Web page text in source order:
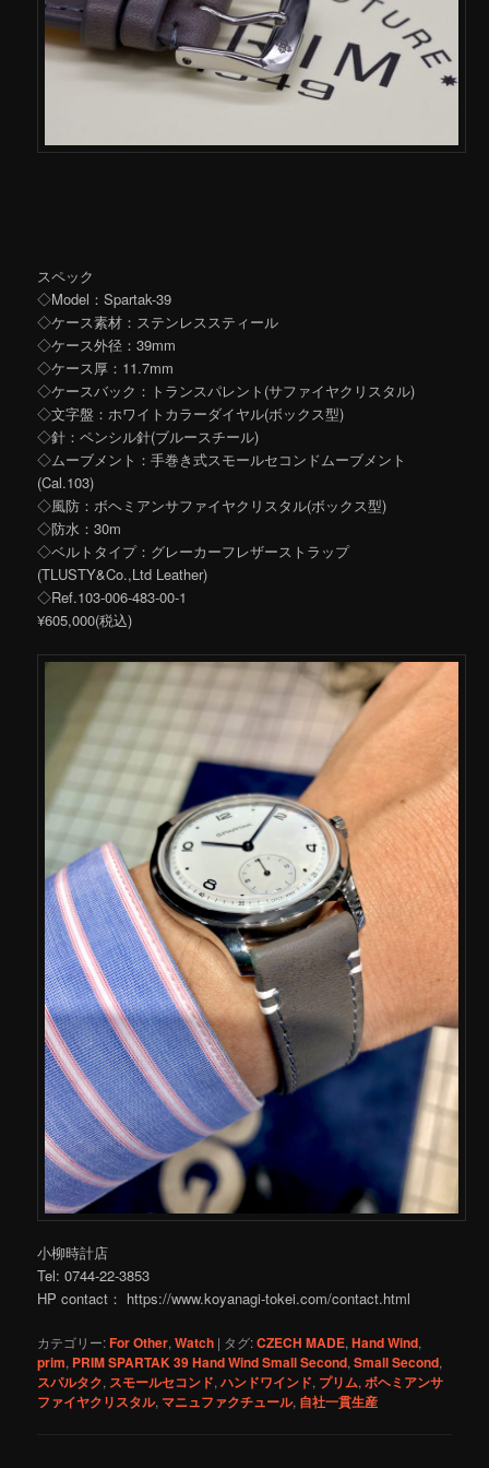
スペック
◇Model：Spartak-39
◇ケース素材：ステンレススティール
◇ケース外径：39mm
◇ケース厚：11.7mm
◇ケースバック：トランスパレント(サファイヤクリスタル)
◇文字盤：ホワイトカラーダイヤル(ボックス型)
◇針：ペンシル針(ブルースチール)
◇ムーブメント：手巻き式スモールセコンドムーブメント
(Cal.103)
◇風防：ボヘミアンサファイヤクリスタル(ボックス型)
◇防水：30m
◇ベルトタイプ：グレーカーフレザーストラップ
(TLUSTY&Co.,Ltd Leather)
◇Ref.103-006-483-00-1
¥605,000(税込)
小柳時計店
Tel: 0744-22-3853
HP contact： https://www.koyanagi-tokei.com/contact.html
カテゴリー:For Other,Watch | タグ:CZECH MADE,Hand Wind,
prim, PRIM SPARTAK 39 Hand Wind Small Second,Small Second,
スパルタク, スモールセコンド,ハンドワインド, プリム, ボヘミアンサ
ファイヤクリスタル, マニュファクチュール, 自社一貫生産